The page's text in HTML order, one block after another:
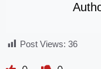
Post Views: 36